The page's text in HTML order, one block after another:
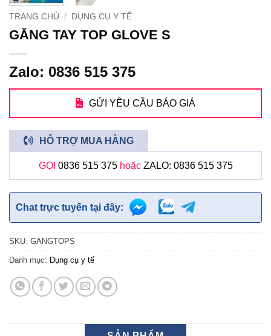
TRANG CHỦ / DỤNG CỤ Y TẾ
GĂNG TAY TOP GLOVE S
Zalo: 0836 515 375
GỬI YÊU CẦU BÁO GIÁ
HỖ TRỢ MUA HÀNG
GỌI 0836 515 375hoặc ZALO: 0836 515 375
Chat trực tuyến tại đây:
SKU: GANGTOPS
Danh mục: Dụng cụ y tế